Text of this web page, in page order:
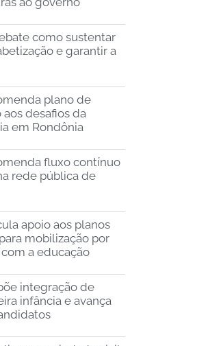
como sustentar
e garantir a
plano de
desafios da
em Rondônia
fluxo contínuo
rede pública de
apoio aos planos
mobilização por
a educação
integração de
infância e avança